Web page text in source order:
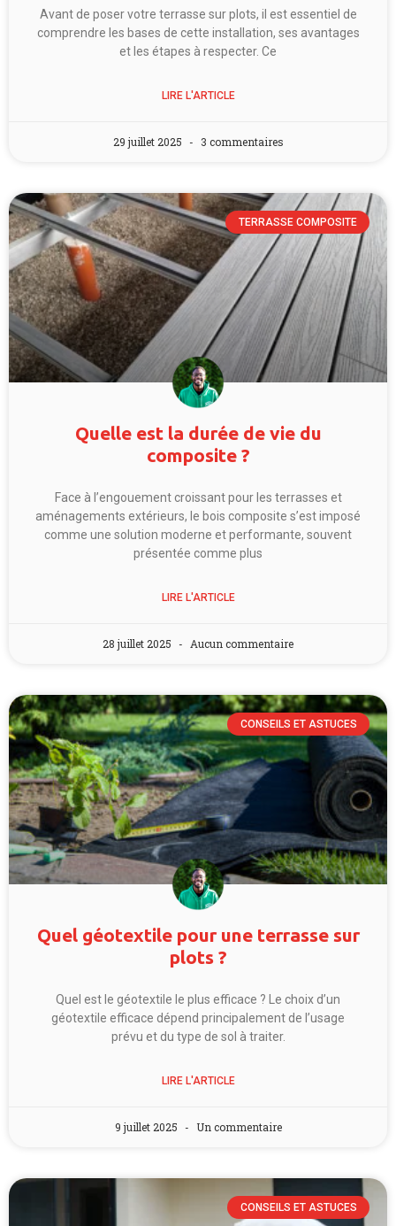
Avant de poser votre terrasse sur plots, il est essentiel de
comprendre les bases de cette installation, ses avantages
et les étapes à respecter. Ce
LIRE L'ARTICLE
29 juillet 2025 3 commentaires
TERRASSE COMPOSITE
Quelle est la durée de vie du
composite ?
Face à l’engouement croissant pour les terrasses et
aménagements extérieurs, le bois composite s’est imposé
comme une solution moderne et performante, souvent
présentée comme plus
LIRE L'ARTICLE
28 juillet 2025 Aucun commentaire
CONSEILS ET ASTUCES
Quel géotextile pour une terrasse sur
plots ?
Quel est le géotextile le plus efficace ? Le choix d’un
géotextile efficace dépend principalement de l’usage
prévu et du type de sol à traiter.
LIRE L'ARTICLE
9 juillet 2025 Un commentaire
CONSEILS ET ASTUCES